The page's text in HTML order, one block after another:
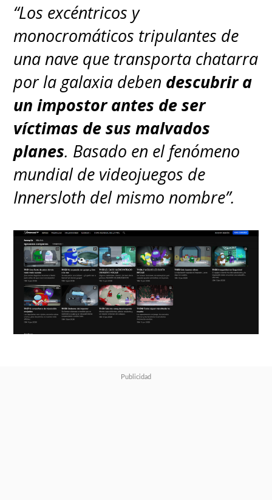
“Los excéntricos y
monocromáticos tripulantes de
una nave que transporta chatarra
por la galaxia deben descubrir a
un impostor antes de ser
víctimas de sus malvados
planes. Basado en el fenómeno
mundial de videojuegos de
Innersloth del mismo nombre”.